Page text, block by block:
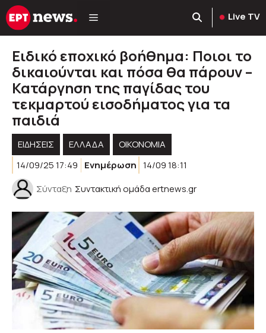
Μετάβαση
σε
Live TV
Ειδικό εποχικό βοήθημα: Ποιοι το
δικαιούνται και πόσα θα πάρουν –
Κατάργηση της παγίδας του
τεκμαρτού εισοδήματος για τα
παιδιά
ΕΙΔΗΣΕΙΣ ΕΛΛΑΔΑ
ΟΙΚΟΝΟΜΙΑ
14/09/25 17:49
Ενημέρωση 14/09 18:11
Σύνταξη Συντακτική ομάδα ertnews.gr